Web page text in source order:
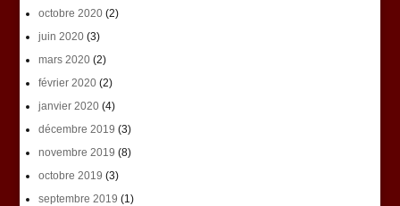
octobre 2020(2)
juin 2020(3)
mars 2020(2)
février 2020(2)
janvier 2020(4)
décembre 2019 (3)
novembre 2019 (8)
octobre 2019 (3)
septembre 2019 (1)